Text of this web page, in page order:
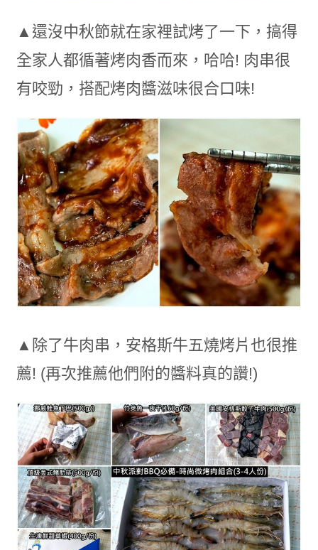
▲還沒中秋節就在家裡試烤了一下，搞得
全家人都循著烤肉香而來，哈哈! 肉串很
有咬勁，搭配烤肉醬滋味很合口味!
▲除了牛肉串，安格斯牛五燒烤片也很推
薦! (再次推薦他們附的醬料真的讚!)